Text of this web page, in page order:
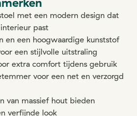
met een modern design dat
past
en een hoogwaardige kunststof
een stijlvolle uitstraling
extra comfort tijdens gebruik
voor een net en verzorgd
van massief hout bieden
verfijnde look